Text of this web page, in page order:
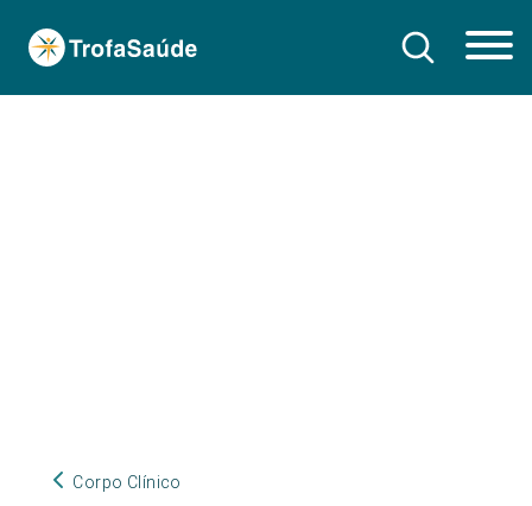
Corpo Clínico